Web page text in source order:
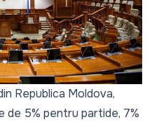
Republica Moldova,
de 5% pentru partide, 7%